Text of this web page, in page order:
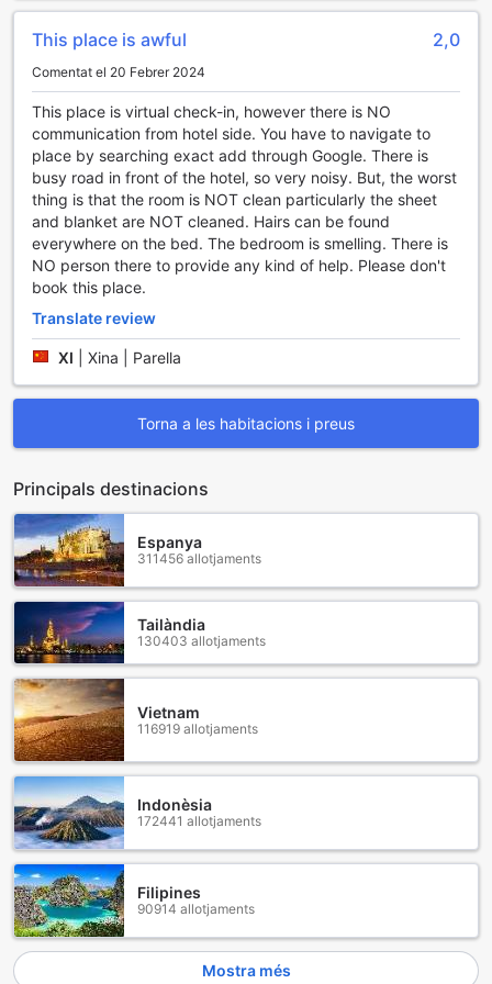
grups que necessiten més espai, la Family Suite de 40
metres quadrats és l'opció perfecta, amb un ambient ampli
i lluminós que convida a moments de relaxació i diversió
junts. Ambdues opcions reflecteixen l'estil i la calidesa que
caracteritzen Alda Suite de los Reyes, garantint una estada
memorable a Toledo.
Centre de Toledo: Un Viatge al Cor Històric d'Espanya
El Centre de Toledo és un veritable tresor històric que
captiva a tots els visitants amb la seva rica herència
cultural i els seus encantadors carrers empedrats.
Declarada Patrimoni de la Humanitat per la UNESCO,
aquesta ciutat antiga és un mosaic d'estils arquitectònics
que reflecteixen les diverses civilitzacions que han deixat
la seva empremta al llarg dels segles. Des de la majestuosa
Catedral de Toledo, amb la seva impressionant façana
d'una elevació, cada racó de Toledo narra una història
fascinant que ens transporta a temps passats.
Passejant pels seus carrers, els visitants poden descobrir
acollidores i restaurants que ofereixen delícies locals com el
marzipan o el cordero asado. A més, el Centre de Toledo és
un lloc ideal per explorar les petites places plenes de vida,
on es poden veure artistes locals i músics que donen vida a
l'ambient. No us perdeu la oportunitat de visitar els
nombrosos museus que alberguen obres mestres d'art
espanyol, així com les influències àrabs i jueves que han
modelat la identitat d'aquesta ciutat única. El Centre de
Toledo és, sens dubte, un destí que deixarà una empremta
inesborrable en el vostre cor.
Com arribar a Alda Suite de los Reyes des de l'aeroport
més proper
Per viatjar a Alda Suite de los Reyes des de l'aeroport més
proper, l'Aeroport de Madrid-Barajas (MAD) és la millor
opció, situat a uns 90 km de Toledo. Un cop arribeu a
l'aeroport, teniu diverses opcions per fer el trajecte. La
forma més còmoda és agafar un taxi o un servei de
transfer privat, que us portarà directament a l'hotel en
aproximadament una hora i mitja. Alternativament, podeu
optar per l'autobús, que ofereix un servei regular entre
l'aeroport i la ciutat de Toledo. Un cop a Toledo, només cal
This place is awful 2,0
Comentat el 20 Febrer 2024
This place is virtual check-in, however there is NO
communication from hotel side. You have to navigate to
place by searching exact add through Google. There is
busy road in front of the hotel, so very noisy. But, the worst
thing is that the room is NOT clean particularly the sheet
and blanket are NOT cleaned. Hairs can be found
everywhere on the bed. The bedroom is smelling. There is
NO person there to provide any kind of help. Please don't
book this place.
Translate review
XI Xina | Parella
Torna a les habitacions i preus
Principals destinacions
Espanya
311456 allotjaments
Tailàndia
130403 allotjaments
Vietnam
116919 allotjaments
Indonèsia
172441 allotjaments
Filipines
90914 allotjaments
Mostra més